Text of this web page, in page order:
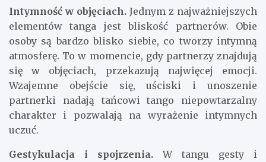
Intymność w objęciach. Jednym z najważniejszych
elementów tanga jest bliskość partnerów. Obie
osoby są bardzo blisko siebie, co tworzy intymną
atmosferę. To w momencie, gdy partnerzy znajdują
się w objęciach, przekazują najwięcej emocji.
Wzajemne obejście się, uściski i unoszenie
partnerki nadają tańcowi tango niepowtarzalny
charakter i pozwalają na wyrażenie intymnych
uczuć.
Gestykulacja i spojrzenia.W tangu gesty i